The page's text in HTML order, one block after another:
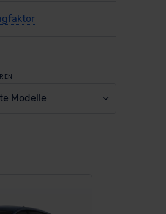
Modelle